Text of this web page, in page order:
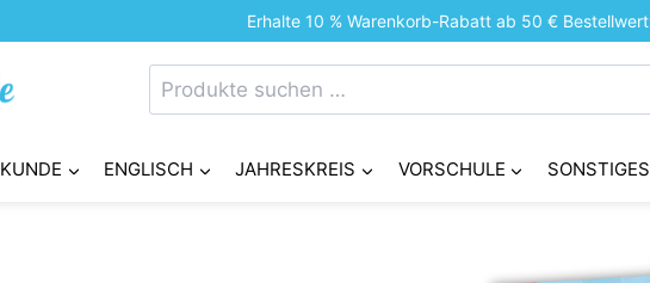
Erhalte 10 % Warenkorb-Rabatt ab 50 € Bestellwert
Suchen
nach:
ENGLISCH JAHRESKREIS VORSCHULE SONSTIGES